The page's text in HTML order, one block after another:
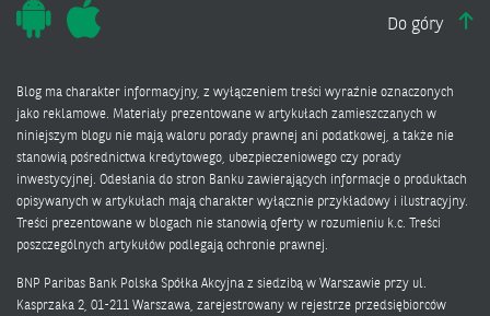
Do góry
Blog ma charakter informacyjny, z wyłączeniem treści wyraźnie oznaczonych
jako reklamowe. Materiały prezentowane w artykułach zamieszczanych w
niniejszym blogu nie mają waloru porady prawnej ani podatkowej, a także nie
stanowią pośrednictwa kredytowego, ubezpieczeniowego czy porady
inwestycyjnej. Odesłania do stron Banku zawierających informacje o produktach
opisywanych w artykułach mają charakter wyłącznie przykładowy i ilustracyjny.
Treści prezentowane w blogach nie stanowią oferty w rozumieniu k.c. Treści
poszczególnych artykułów podlegają ochronie prawnej.
BNP Paribas Bank Polska Spółka Akcyjna z siedzibą w Warszawie przy ul.
Kasprzaka 2, 01-211 Warszawa, zarejestrowany w rejestrze przedsiębiorców